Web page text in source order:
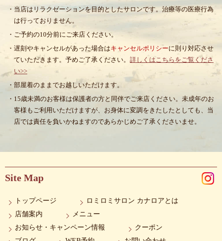
・当店はリラクゼーションを目的としたサロンです。治療等の医療行為
は行っておりません。
・ご予約の10分前にご来店ください。
・遅刻やキャンセルがあった場合はキャンセルポリシーに則り対応させ
ていただきます。予めご了承ください。 詳しくはこちらをご覧くださ
い>>
・部屋着のままでお越しいただけます。
・15歳未満のお客様は保護者の方と同伴でご来店ください。未成年のお
客様もご利用いただけますが、お身体に変調をきたしたとしても、当
店では責任を負いかねますのであらかじめご了承くださいませ。
Site Map
トップページ
ロミロミサロン カナロアとは
店舗案内
メニュー
お知らせ・キャンペーン情報
クーポン